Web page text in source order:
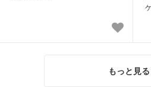
もっと見る